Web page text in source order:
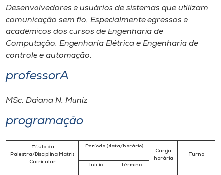
Desenvolvedores e usuários de sistemas que utilizam
comunicação sem fio. Especialmente egressos e
acadêmicos dos cursos de Engenharia de
Computação, Engenharia Elétrica e Engenharia de
controle e automação.
professorA
MSc. Daiana N. Muniz
programação
Título da
Palestra/Disciplina Matriz
Curricular
Período (data/horário)
Carga
horária
Turno
Início
Término